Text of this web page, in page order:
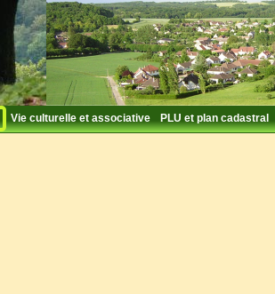
Vie culturelle et associative PLU et plan cadastral